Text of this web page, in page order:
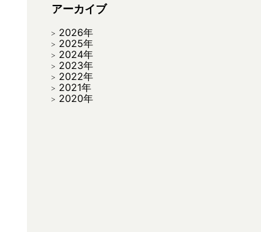
アーカイブ
2026年
2025年
2024年
2023年
2022年
2021年
2020年